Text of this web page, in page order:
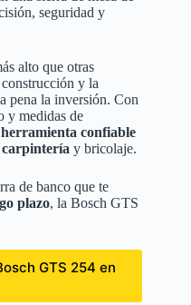
seguridad y
alto que otras
y la
pena la inversión. Con
y medidas de
confiable
carpintería y bricolaje.
de banco que te
plazo, la Bosch GTS
GTS 254 en